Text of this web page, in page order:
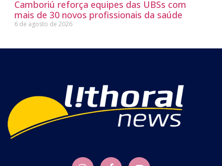
Camboriú reforça equipes das UBSs com
mais de 30 novos profissionais da saúde
6 de agosto de 2026